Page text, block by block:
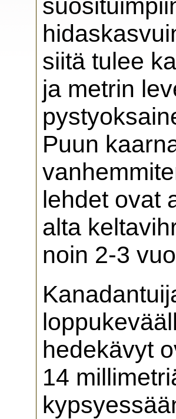
siitä tulee
ja metrin
Puun
lehdet ovat
alta
noin 2-3
hedekävyt
14